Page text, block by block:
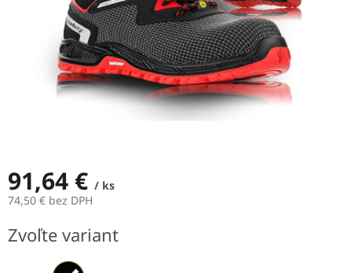
91,64 € / ks
74,50 € bez DPH
cena:
Zvoľte variant